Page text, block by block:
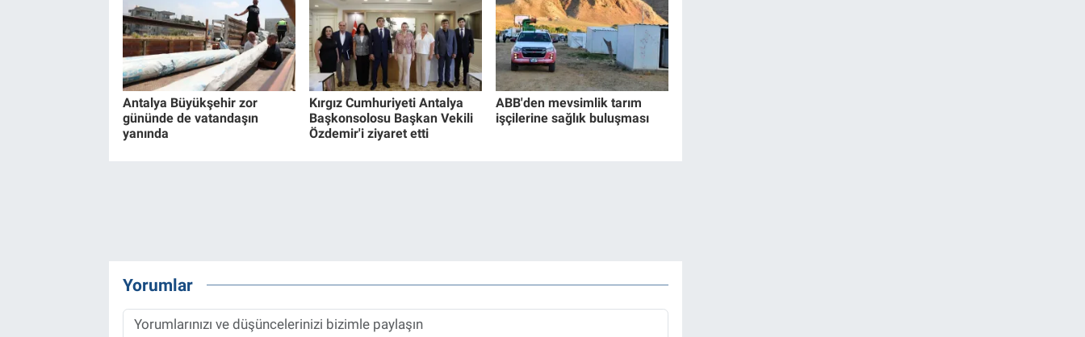
Antalya Büyükşehir zor
gününde de vatandaşın
yanında
Kırgız Cumhuriyeti Antalya
Başkonsolosu Başkan Vekili
Özdemir'i ziyaret etti
ABB'den mevsimlik tarım
işçilerine sağlık buluşması
Yorumlar